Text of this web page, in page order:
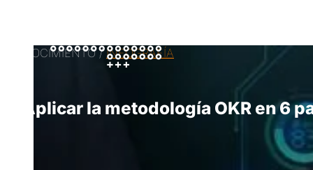
CONOCIMIENTO /INFOGRAFÍA
Aplicar la metodología OKR en 6